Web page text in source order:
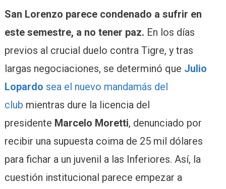
San Lorenzo parece condenado a sufrir en
este semestre, a no tener paz. En los días
previos al crucial duelo contra Tigre, y tras
largas negociaciones, se determinó que Julio
Lopardo sea el nuevo mandamás del
club mientras dure la licencia del
presidente Marcelo Moretti, denunciado por
recibir una supuesta coima de 25 mil dólares
para fichar a un juvenil a las Inferiores. Así, la
cuestión institucional parece empezar a